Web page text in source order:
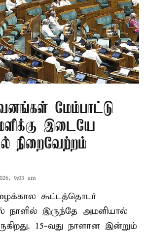
மேம்பாட்டு
இடையே
நிறைவேற்றம்
9:03 am
கூட்டத்தொடர்
நாளில் இருந்தே அமளியால்
15-வது நாளான இன்றும்